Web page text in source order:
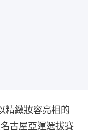
精緻妝容亮相的
古屋亞運選拔賽